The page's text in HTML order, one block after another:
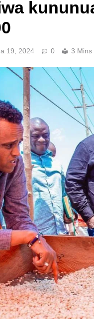
19, 2024 0 3 Mins